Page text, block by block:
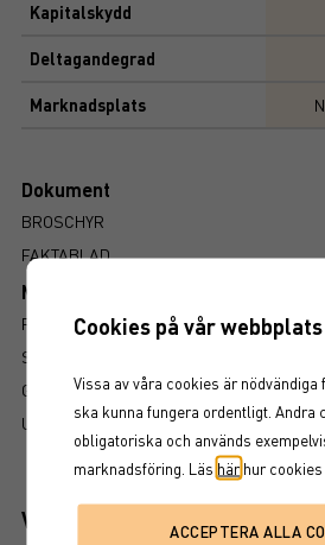
Kapitalskydd
Deltagandegrad
Marknadsplats
Dokument
BROSCHYR
FAKTABLAD
Mer information om produkten
RISK
SÅ LÄSER DU FAKTABLADET
GRUNDPROSPEKT
UTSKRIFT
Viktiga egenskaper
Cookies på vår webbplats
Vissa av våra cookies är
ska kunna fungera ordentligt. Andra
obligatoriska och används
marknadsföring. Läs här hur cookies